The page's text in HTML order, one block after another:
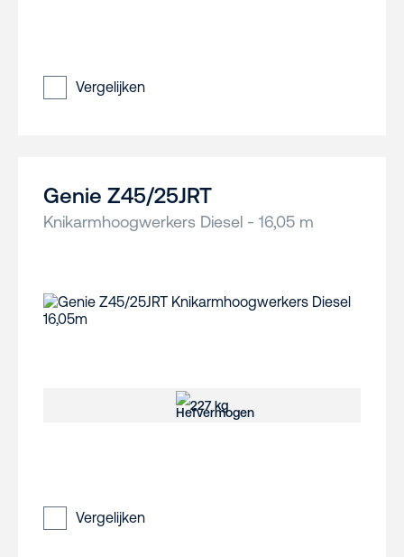
Vergelijken
Genie Z45/25JRT
Knikarmhoogwerkers Diesel - 16,05 m
227 kg
Vergelijken